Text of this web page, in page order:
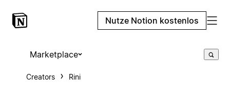
Nutze Notion kostenlos
Marketplace
Creators Rini